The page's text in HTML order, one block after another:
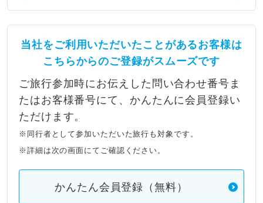
当社をご利用いただいたことがあるお客様は
こちらからのご登録がスムーズです
ご旅行参加時にお伝えした問い合わせ番号ま
たはお客様番号にて、かんたんに会員登録い
ただけます。
※同行者として参加いただいた旅行も対象です。
※詳細は次の画面にてご確認ください。
かんたん会員登録（無料）